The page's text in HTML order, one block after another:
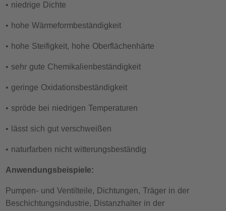
• niedrige Dichte
• hohe Wärmeformbeständigkeit
• hohe Steifigkeit, hohe Oberflächenhärte
• sehr gute Chemikalienbeständigkeit
• geringe Oxidationsbeständigkeit
• spröde bei niedrigen Temperaturen
• lässt sich gut verschweißen
• naturfarben nicht witterungsbeständig
Anwendungsbeispiele:
Pumpen- und Ventilteile, Dichtungen, Träger in der
Beschichtungsindustrie, Distanzhalter in der